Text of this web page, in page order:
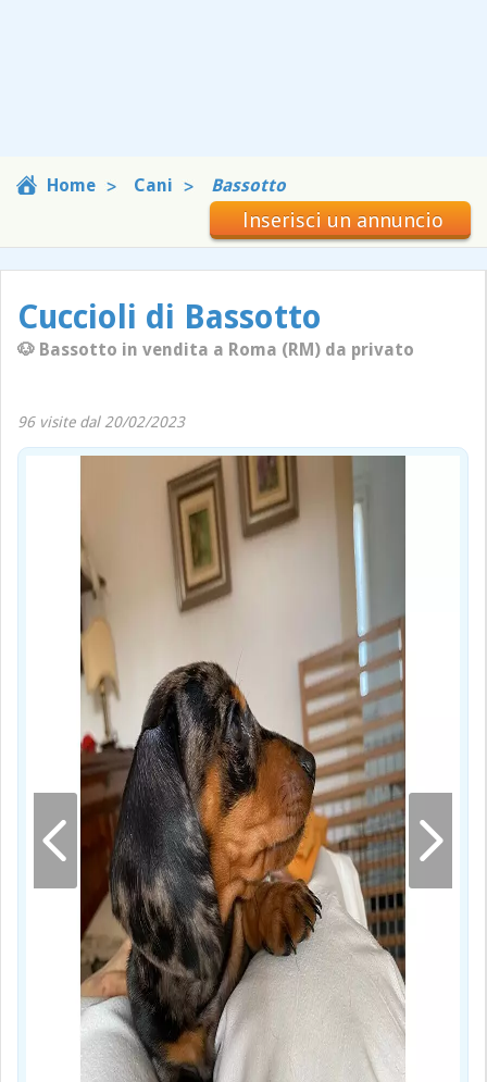
Home Cani Bassotto
Inserisci un annuncio
Cuccioli di Bassotto
🐶 Bassotto in vendita a Roma (RM) da privato
96 visite dal 20/02/2023